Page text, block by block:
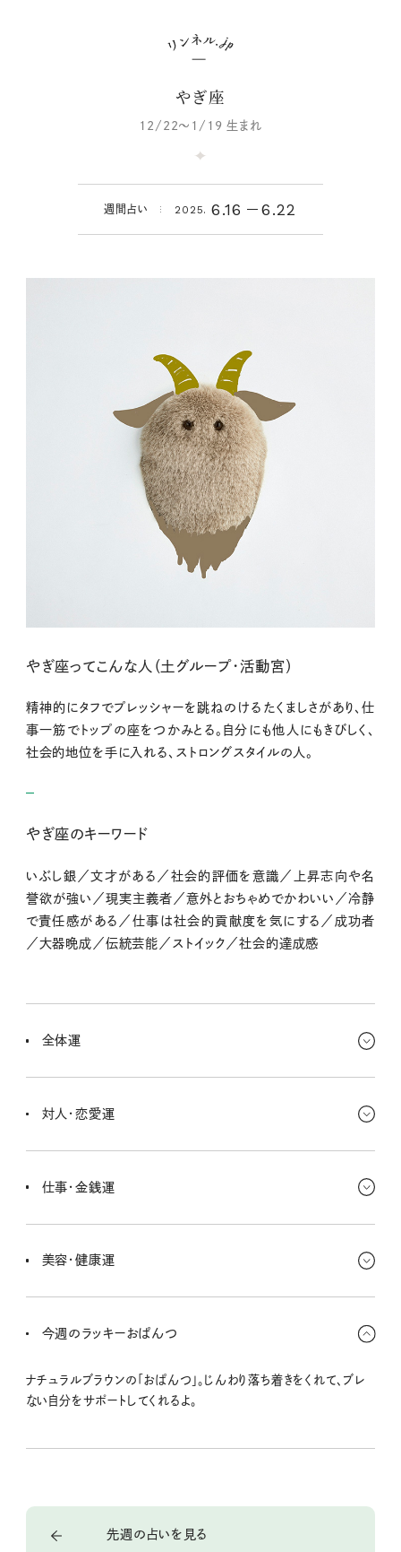
やぎ座
12/22～1/19 生まれ
週間占い 2025. 6.16 6.22
やぎ座ってこんな人（土グループ・活動宮）
精神的にタフでプレッシャーを跳ねのけるたくましさがあり、仕
事一筋でトップの座をつかみとる。自分にも他人にもきびしく、
社会的地位を手に入れる、ストロングスタイルの人。
やぎ座のキーワード
いぶし銀／文才がある／社会的評価を意識／上昇志向や名
誉欲が強い／現実主義者／意外とおちゃめでかわいい／冷静
で責任感がある／仕事は社会的貢献度を気にする／成功者
／大器晩成／伝統芸能／ストイック／社会的達成感
全体運
するとき。急がず、でも確実に積み重ねることが、今週のテーマ。面倒
地味だけど、効く週！
対人・恋愛運
いう優しさに救われそう。無理にがんばらなくても、わかってくれる
じっくり育てていって◎。
仕事・金銭運
はしっかり投資しつつ、少しだけ贅沢するなら「心が落ち着くもの」
美容・健康運
と動かす意識を持って。ラジオ体操や湯船につかることも効果大。ゆ
今週のラッキーおぱんつ
ナチュラルブラウンの「おぱんつ」。じんわり落ち着きをくれて、ブレ
ない自分をサポートしてくれるよ。
先週の占いを見る